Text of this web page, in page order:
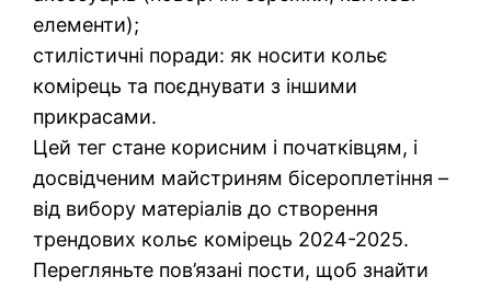
елементи);
стилістичні поради: як носити кольє
комірець та поєднувати з іншими
прикрасами.
Цей тег стане корисним і початківцям, і
досвідченим майстриням бісероплетіння –
від вибору матеріалів до створення
трендових кольє комірець 2024-2025.
Перегляньте пов’язані пости, щоб знайти